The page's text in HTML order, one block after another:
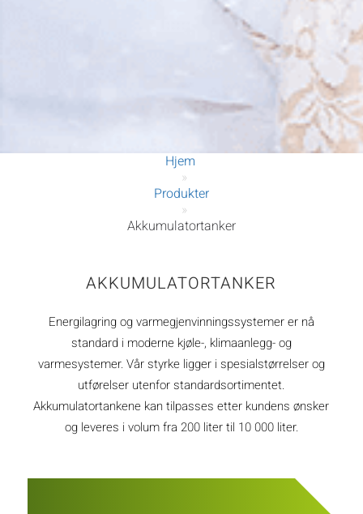
Hjem
»
Produkter
»
Akkumulatortanker
AKKUMULATORTANKER
Energilagring og varmegjenvinningssystemer er nå
standard i moderne kjøle-, klimaanlegg- og
varmesystemer. Vår styrke ligger i spesialstørrelser og
utførelser utenfor standardsortimentet.
Akkumulatortankene kan tilpasses etter kundens ønsker
og leveres i volum fra 200 liter til 10 000 liter.